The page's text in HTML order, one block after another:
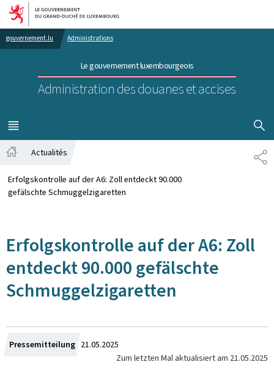
Aller au menu principal
Aller au contenu
gouvernement.lu Administrations
Le gouvernement luxembourgeois
Administration des douanes et accises
MENU
PRINCIPAL
Actualités
Erfolgskontrolle auf der A6: Zoll entdeckt 90.000
gefälschte Schmuggelzigaretten
Erfolgskontrolle auf der A6: Zoll
entdeckt 90.000 gefälschte
Schmuggelzigaretten
Pressemitteilung Crée
21.05.2025
Zum letzten Mal aktualisiert am 21.05.2025